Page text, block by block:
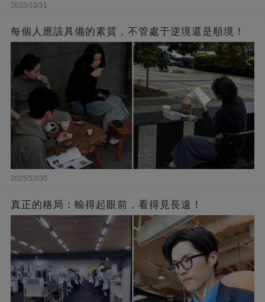
2025/10/31
每個人應該具備的素質，不管處于逆境還是順境！
2025/10/30
真正的格局：輸得起眼前，看得見長遠！